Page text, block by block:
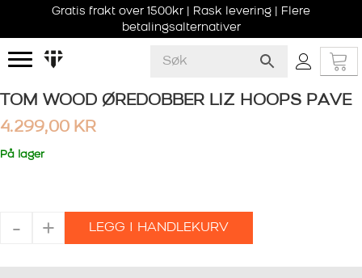
Gratis frakt over 1500kr | Rask levering | Flere
betalingsalternativer
TOM WOOD ØREDOBBER LIZ HOOPS PAVE
4.299,00 KR
På lager
-
WOOD
LIZ
+ LEGG I HANDLEKURV